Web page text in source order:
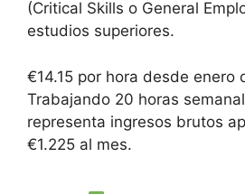
(Critical Skills o General
estudios superiores.
€14.15 por hora desde enero
Trabajando 20 horas
representa ingresos brutos
€1.225 al mes.